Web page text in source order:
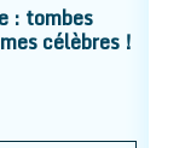
: tombes
célèbres !